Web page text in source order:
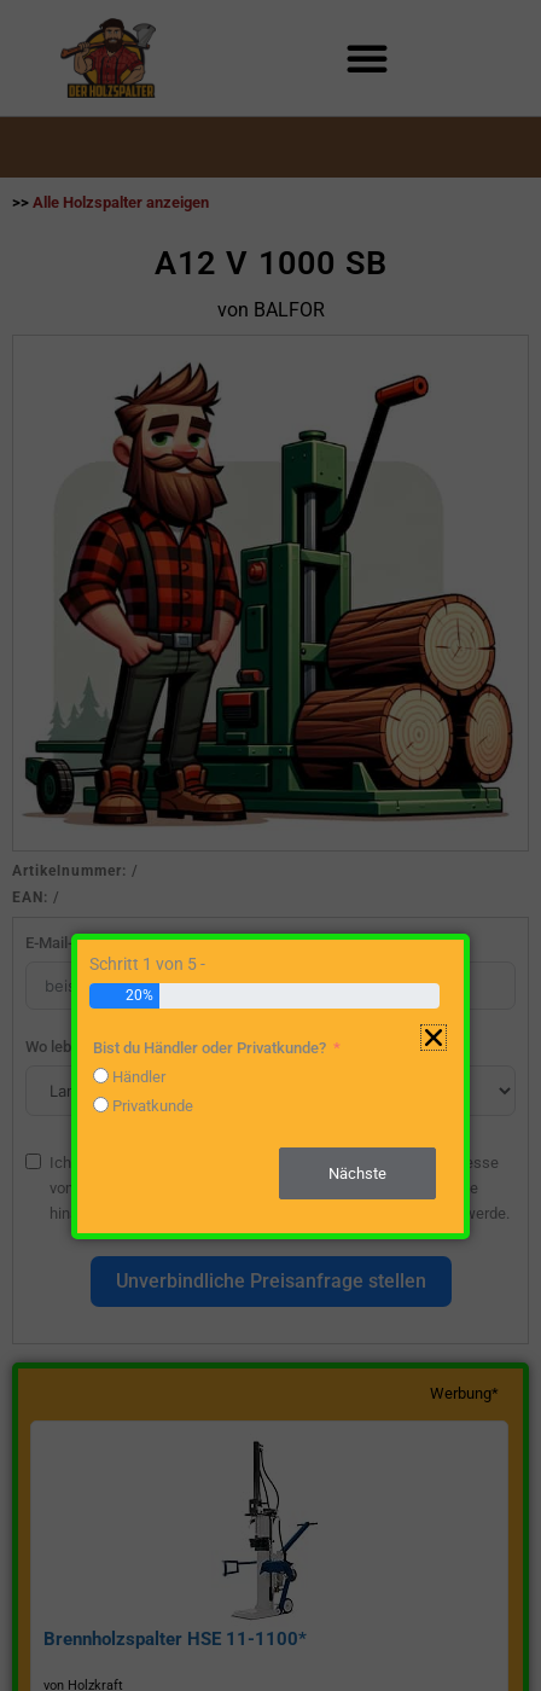
>> Alle Holzspalter anzeigen
A12 V 1000 SB
von BALFOR
Artikelnummer: /
EAN: /
E-Mail-Adresse
Wo lebst du?
Ich bin damit einverstanden, dass die angegebene E-Mail-Adresse
vom Webseitenbetreiber gespeichert wird, damit ich über diese
hinsichtlich eines unverbindlichen Preisangebots kontaktiert werde.
Unverbindliche Preisanfrage stellen
Werbung*
Brennholzspalter HSE 11-1100*
von Holzkraft
Schritt 1 von 5 -
20%
Bist du Händler oder Privatkunde?
Händler
Privatkunde
Nächste